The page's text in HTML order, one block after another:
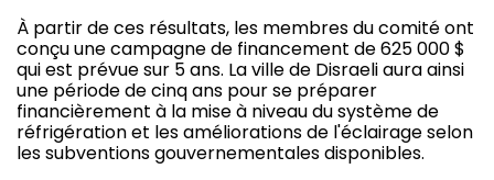
À partir de ces résultats, les membres du comité ont
conçu une campagne de financement de 625 000 $
qui est prévue sur 5 ans. La ville de Disraeli aura ainsi
une période de cinq ans pour se préparer
financièrement à la mise à niveau du système de
réfrigération et les améliorations de l'éclairage selon
les subventions gouvernementales disponibles.